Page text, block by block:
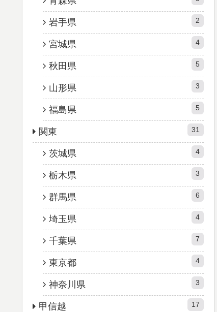
岩手県 2
宮城県 4
秋田県 5
山形県 3
福島県 5
関東 31
茨城県 4
栃木県 3
群馬県 6
埼玉県 4
千葉県 7
東京都 4
神奈川県 3
甲信越 17